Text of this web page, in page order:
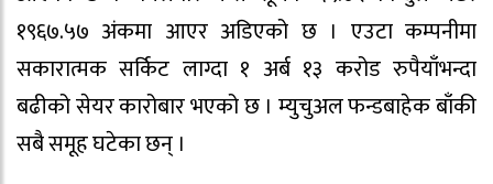
१९६७.५७ अंकमा आएर अडिएको छ । एउटा कम्पनीमा
सकारात्मक सर्किट लाग्दा १ अर्ब १३ करोड रुपैयाँभन्दा
बढीको सेयर कारोबार भएको छ । म्युचुअल फन्डबाहेक बाँकी
सबै समूह घटेका छन् ।